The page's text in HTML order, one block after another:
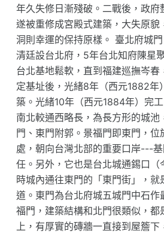
年久失修日漸殘破。二戰後，政府
遂被重修成宮殿式建築，大失原貌
洞則幸運的保持原樣。 臺北府城
清廷設台北府，5年台北知府陳星
台北基地鬆軟，直到福建巡撫岑春
定基址後，光緒8年（西元1882年
築。光緒10年（西元1884年）完
南北較通西略長，為長方形的城池
門、東門附郭。景福門即東門，位
處，朝向台灣北部的重要口岸---
任。另外，它也是台北城通錫口（
時城內通往東門的「東門街」，就
道。東門為台北府城五城門中石作
福門，建築結構和北門很類似，都
上，有厚實的磚牆一直接到屋簷下